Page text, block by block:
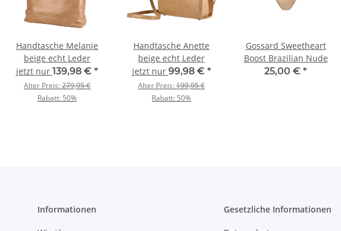
Handtasche Melanie
beige echt Leder
jetzt nur 139,98 € *
Alter Preis:279,95 €
Rabatt: 50%
Handtasche Anette
beige echt Leder
jetzt nur 99,98 € *
Alter Preis:199,95 €
Rabatt: 50%
Gossard Sweetheart
Boost Brazilian Nude
25,00 € *
Informationen Gesetzliche Informationen